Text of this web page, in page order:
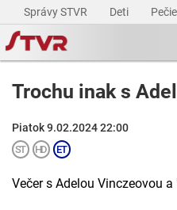
Správy STVR Deti
Trochu inak s
Piatok 9.02.2024 22:00
Večer s Adelou Vinczeovou